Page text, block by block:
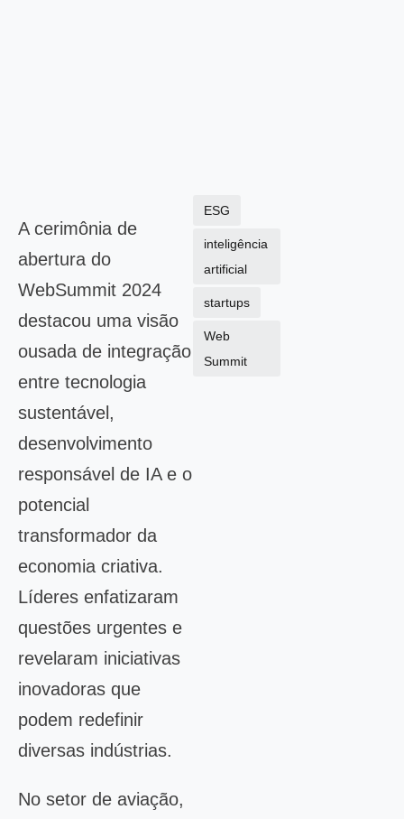
A cerimônia de
abertura do
WebSummit 2024
destacou uma visão
ousada de integração
entre tecnologia
sustentável,
desenvolvimento
responsável de IA e o
potencial
transformador da
economia criativa.
Líderes enfatizaram
questões urgentes e
revelaram iniciativas
inovadoras que
podem redefinir
diversas indústrias.
No setor de aviação,
ESG
inteligência
artificial
startups
Web
Summit